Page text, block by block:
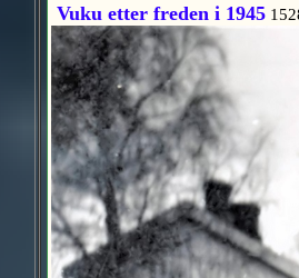
Vuku etter freden i 1945